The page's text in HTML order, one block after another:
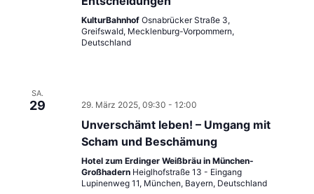
KulturBahnhof Osnabrücker Straße 3,
Greifswald, Mecklenburg-Vorpommern,
Deutschland
SA.
29 29. März 2025, 09:30 - 12:00
Unverschämt leben! – Umgang mit
Scham und Beschämung
Hotel zum Erdinger Weißbräu in München-
Großhadern Heiglhofstraße 13 - Eingang
Lupinenweg 11, München, Bayern, Deutschland